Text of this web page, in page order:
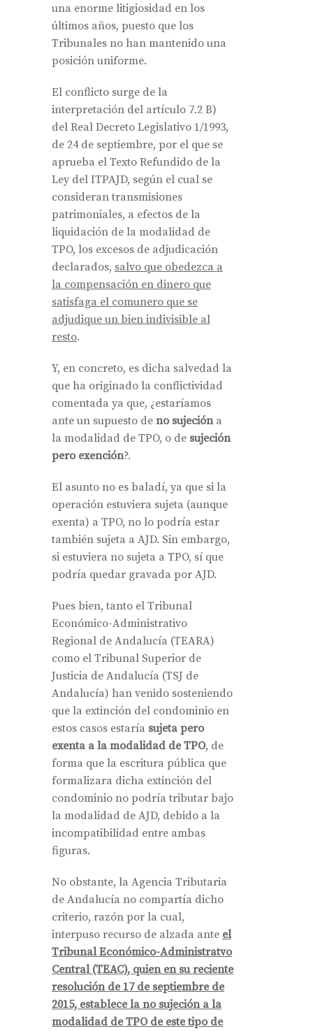
una enorme litigiosidad en los
últimos años, puesto que los
Tribunales no han mantenido una
posición uniforme.
El conflicto surge de la
interpretación del artículo 7.2 B)
del Real Decreto Legislativo 1/1993,
de 24 de septiembre, por el que se
aprueba el Texto Refundido de la
Ley del ITPAJD, según el cual se
consideran transmisiones
patrimoniales, a efectos de la
liquidación de la modalidad de
TPO, los excesos de adjudicación
declarados, salvo que obedezca a
la compensación en dinero que
satisfaga el comunero que se
adjudique un bien indivisible al
resto.
Y, en concreto, es dicha salvedad la
que ha originado la conflictividad
comentada ya que, ¿estaríamos
ante un supuesto de no sujecióna
la modalidad de TPO, o de sujeción
pero exención?.
El asunto no es baladí, ya que si la
operación estuviera sujeta (aunque
exenta) a TPO, no lo podría estar
también sujeta a AJD. Sin embargo,
si estuviera no sujeta a TPO, sí que
podría quedar gravada por AJD.
Pues bien, tanto el Tribunal
Económico-Administrativo
Regional de Andalucía (TEARA)
como el Tribunal Superior de
Justicia de Andalucía (TSJ de
Andalucía) han venido sosteniendo
que la extinción del condominio en
estos casos estaría sujeta pero
exenta a la modalidad de TPO, de
forma que la escritura pública que
formalizara dicha extinción del
condominio no podría tributar bajo
la modalidad de AJD, debido a la
incompatibilidad entre ambas
figuras.
No obstante, la Agencia Tributaria
de Andalucía no compartía dicho
criterio, razón por la cual,
interpuso recurso de alzada ante el
Tribunal Económico-Administratvo
Central (TEAC), quien en su reciente
resolución de 17 de septiembre de
2015, establece la no sujeción a la
modalidad de TPO de este tipo de